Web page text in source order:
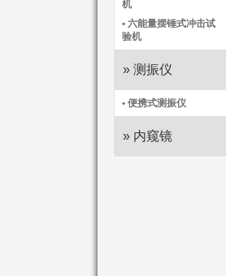
机​
• 六能量摆锤式冲击试
验机
» 测振仪
• 便携式测振仪​
» 内窥镜